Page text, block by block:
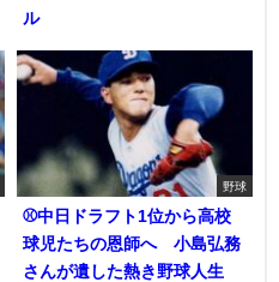
ル
野球
⚾中日ドラフト1位から高校
球児たちの恩師へ 小島弘務
さんが遺した熱き野球人生